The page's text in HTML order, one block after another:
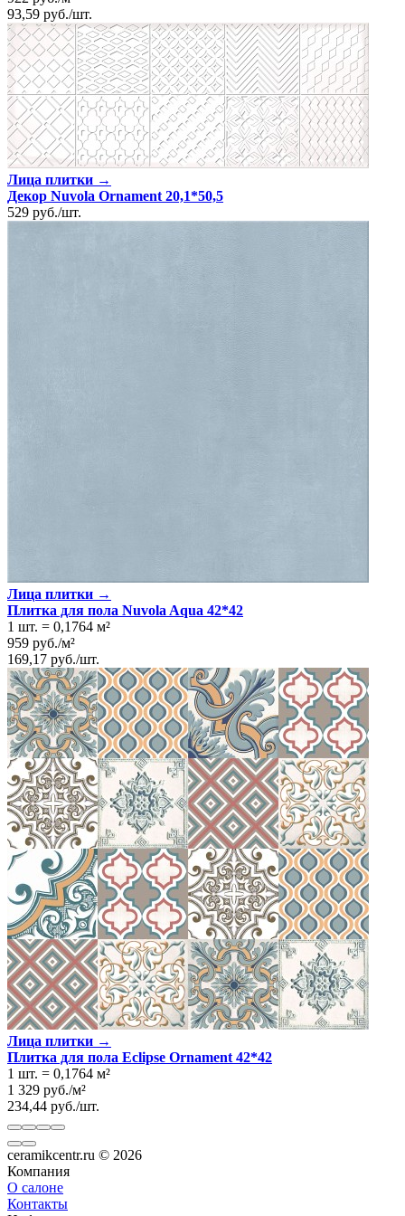
93,59 руб./шт.
Лица плитки →
Декор Nuvola Ornament 20,1*50,5
529 руб./шт.
Лица плитки →
Плитка для пола Nuvola Aqua 42*42
1 шт. = 0,1764 м²
959 руб./м²
169,17 руб./шт.
Лица плитки →
Плитка для пола Eclipse Ornament 42*42
1 шт. = 0,1764 м²
1 329 руб./м²
234,44 руб./шт.
ceramikcentr.ru © 2026
Компания
О салоне
Контакты